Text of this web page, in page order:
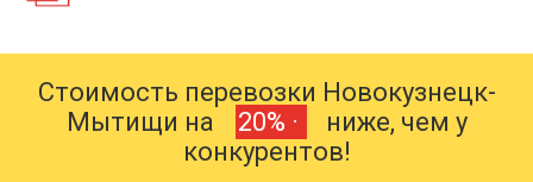
Стоимость перевозки Новокузнецк-
Мытищи на
20% ·
ниже, чем у
конкурентов!